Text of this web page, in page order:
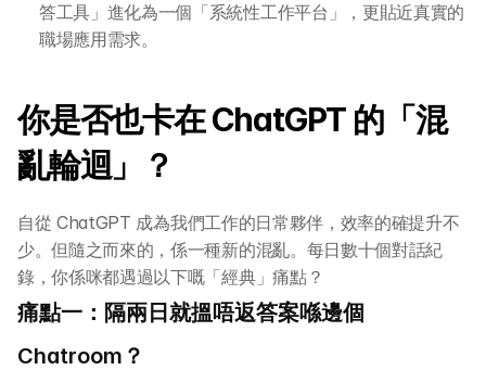
答工具」進化為一個「系統性工作平台」，更貼近真實的
職場應用需求。
你是否也卡在 ChatGPT 的「混
亂輪迴」？
自從 ChatGPT 成為我們工作的日常夥伴，效率的確提升不
少。但隨之而來的，係一種新的混亂。每日數十個對話紀
錄，你係咪都遇過以下嘅「經典」痛點？
痛點一：隔兩日就搵唔返答案喺邊個
Chatroom？